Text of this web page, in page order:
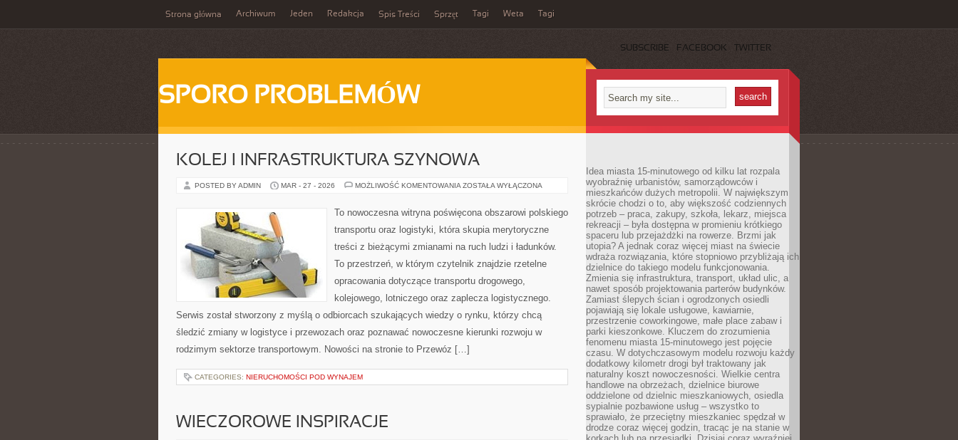
Strona główna Archiwum Jeden Redakcja Spis Treści Sprzęt Tagi Weta Tagi
SUBSCRIBE FACEBOOK TWITTER
SPORO PROBLEMÓW
KOLEJ I INFRASTRUKTURA SZYNOWA
POSTED BY ADMIN MAR - 27 - 2026 MOŻLIWOŚĆ KOMENTOWANIA KOLEJ
SZYNOWA
ZOSTAŁA WYŁĄCZONA
To nowoczesna witryna poświęcona obszarowi polskiego
transportu oraz logistyki, która skupia merytoryczne
treści z bieżącymi zmianami na ruch ludzi i ładunków.
To przestrzeń, w którym czytelnik znajdzie rzetelne
opracowania dotyczące transportu drogowego,
kolejowego, lotniczego oraz zaplecza logistycznego.
Serwis został stworzony z myślą o odbiorcach szukających wiedzy o rynku, którzy chcą
śledzić zmiany w logistyce i przewozach oraz poznawać nowoczesne kierunki rozwoju w
rodzimym sektorze transportowym. Nowości na stronie to Przewóz […]
CATEGORIES: NIERUCHOMOŚCI POD WYNAJEM
WIECZOROWE INSPIRACJE
Idea miasta 15-minutowego od kilku lat rozpala
wyobraźnię urbanistów, samorządowców i
mieszkańców dużych metropolii. W największym
skrócie chodzi o to, aby większość codziennych
potrzeb – praca, zakupy, szkoła, lekarz, miejsca
rekreacji – była dostępna w promieniu krótkiego
spaceru lub przejażdżki na rowerze. Brzmi jak
utopia? A jednak coraz więcej miast na świecie
wdraża rozwiązania, które stopniowo przybliżają ich
dzielnice do takiego modelu funkcjonowania.
Zmienia się infrastruktura, transport, układ ulic, a
nawet sposób projektowania parterów budynków.
Zamiast ślepych ścian i ogrodzonych osiedli
pojawiają się lokale usługowe, kawiarnie,
przestrzenie coworkingowe, małe place zabaw i
parki kieszonkowe. Kluczem do zrozumienia
fenomenu miasta 15-minutowego jest pojęcie
czasu. W dotychczasowym modelu rozwoju każdy
dodatkowy kilometr drogi był traktowany jak
naturalny koszt nowoczesności. Wielkie centra
handlowe na obrzeżach, dzielnice biurowe
oddzielone od dzielnic mieszkaniowych, osiedla
sypialnie pozbawione usług – wszystko to
sprawiało, że przeciętny mieszkaniec spędzał w
drodze coraz więcej godzin, tracąc je na stanie w